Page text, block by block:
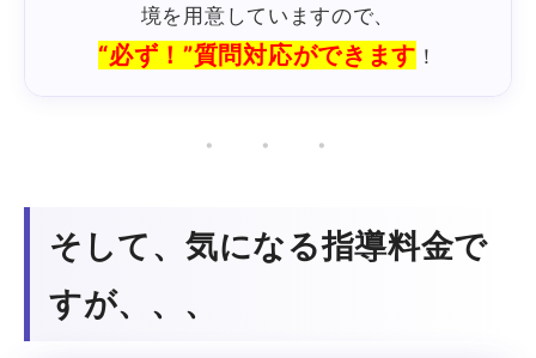
境を用意していますので、
“必ず！”質問対応ができます ！
・ ・ ・
そして、気になる指導料金で
すが、、、